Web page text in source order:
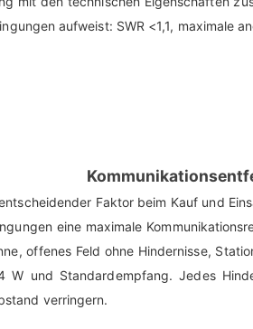
aufweist: SWR <1,1, maximale
Faktor beim Kauf und
eine maximale
offenes Feld ohne Hindernisse,
W und Standardempfang. Jedes
verringern.